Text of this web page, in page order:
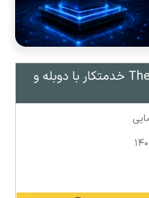
دانلود فیلم The Help 2011 خدمتکار با دوبله و